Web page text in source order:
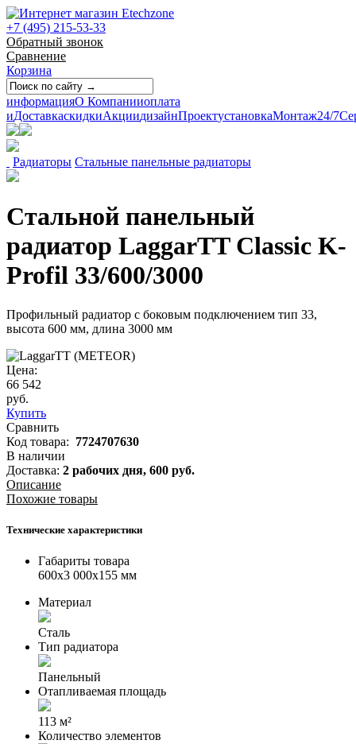
+7 (495) 215-53-33
Обратный звонок
Сравнение
Корзина
информацияО Компанииоплата
иДоставкаскидкиАкциидизайнПроектустановкаМонтаж24/7
Радиаторы Стальные панельные радиаторы
Стальной панельный
радиатор LaggarTT Classic K-
Profil 33/600/3000
Профильный радиатор с боковым подключением тип 33,
высота 600 мм, длина 3000 мм
Цена:
66 542
руб.
Купить
Сравнить
Код товара: 7724707630
В наличии
Доставка: 2 рабочих дня, 600 руб.
Описание
Похожие товары
Технические характеристики
Габариты товара
600x3 000x155 мм
Материал
Сталь
Тип радиатора
Панельный
Отапливаемая площадь
113 м²
Количество элементов